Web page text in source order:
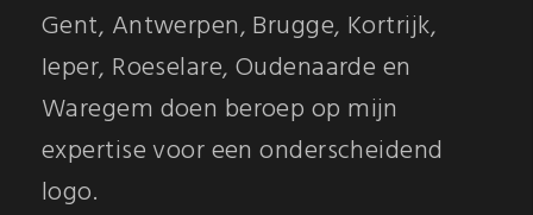
Gent, Antwerpen, Brugge, Kortrijk,
Ieper, Roeselare, Oudenaarde en
Waregem doen beroep op mijn
expertise voor een onderscheidend
logo.